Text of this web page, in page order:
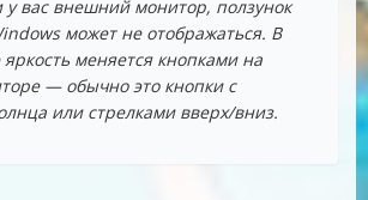
у вас внешний монитор, ползунок
может не отображаться. В
яркость меняется кнопками на
— обычно это кнопки с
или стрелками вверх/вниз.